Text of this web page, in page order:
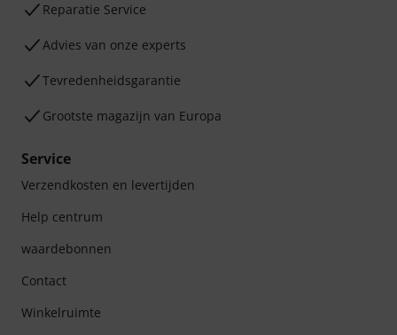
Reparatie Service
Advies van onze experts
Tevredenheidsgarantie
Grootste magazijn van Europa
Service
Verzendkosten en levertijden
Help centrum
waardebonnen
Contact
Winkelruimte